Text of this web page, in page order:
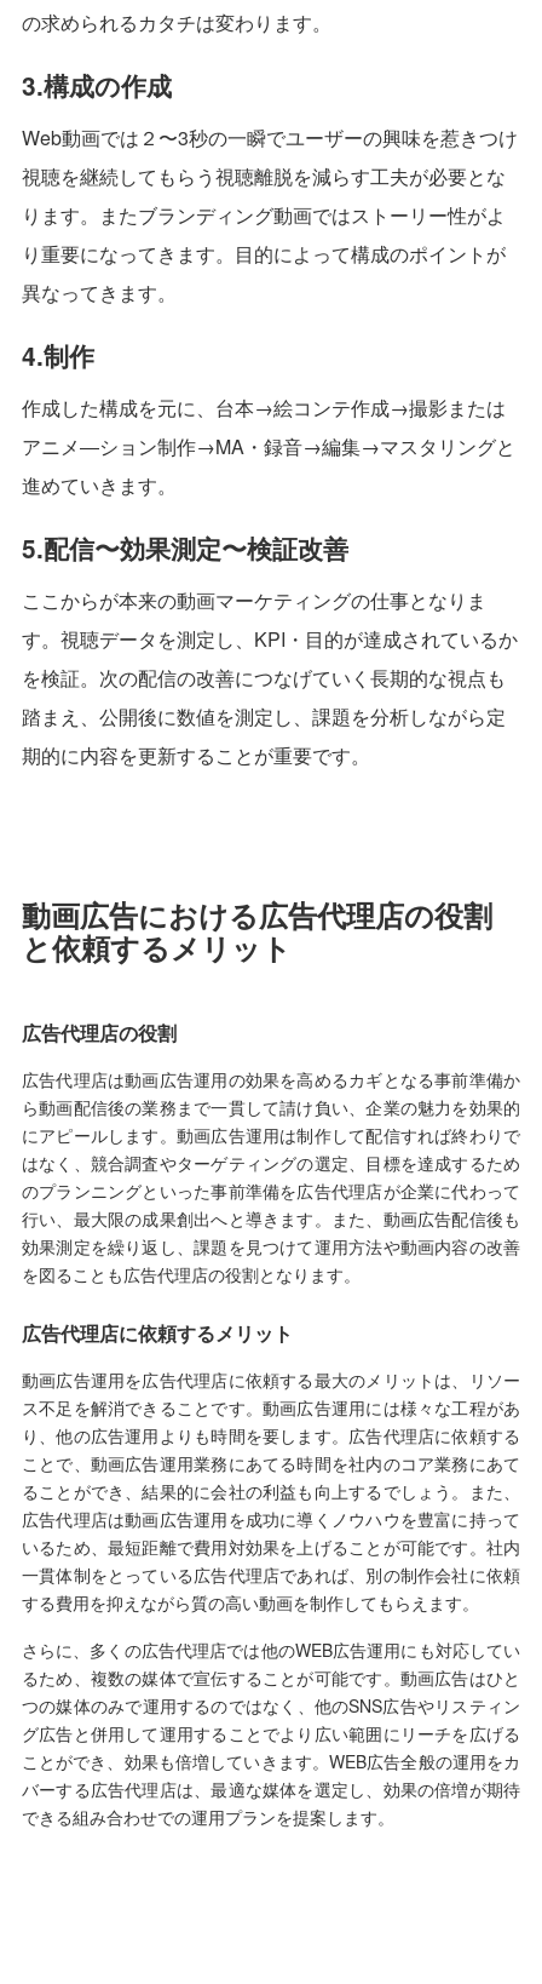
の求められるカタチは変わります。
3.構成の作成
Web動画では２〜3秒の一瞬でユーザーの興味を惹きつけ
視聴を継続してもらう視聴離脱を減らす工夫が必要とな
ります。またブランディング動画ではストーリー性がよ
り重要になってきます。目的によって構成のポイントが
異なってきます。
4.制作
作成した構成を元に、台本→絵コンテ作成→撮影または
アニメ―ション制作→MA・録音→編集→マスタリングと
進めていきます。
5.配信〜効果測定〜検証改善
ここからが本来の動画マーケティングの仕事となりま
す。視聴データを測定し、KPI・目的が達成されているか
を検証。次の配信の改善につなげていく長期的な視点も
踏まえ、公開後に数値を測定し、課題を分析しながら定
期的に内容を更新することが重要です。
動画広告における広告代理店の役割
と依頼するメリット
広告代理店の役割
広告代理店は動画広告運用の効果を高めるカギとなる事前準備か
ら動画配信後の業務まで一貫して請け負い、企業の魅力を効果的
にアピールします。動画広告運用は制作して配信すれば終わりで
はなく、競合調査やターゲティングの選定、目標を達成するため
のプランニングといった事前準備を広告代理店が企業に代わって
行い、最大限の成果創出へと導きます。また、動画広告配信後も
効果測定を繰り返し、課題を見つけて運用方法や動画内容の改善
を図ることも広告代理店の役割となります。
広告代理店に依頼するメリット
動画広告運用を広告代理店に依頼する最大のメリットは、リソー
ス不足を解消できることです。動画広告運用には様々な工程があ
り、他の広告運用よりも時間を要します。広告代理店に依頼する
ことで、動画広告運用業務にあてる時間を社内のコア業務にあて
ることができ、結果的に会社の利益も向上するでしょう。また、
広告代理店は動画広告運用を成功に導くノウハウを豊富に持って
いるため、最短距離で費用対効果を上げることが可能です。社内
一貫体制をとっている広告代理店であれば、別の制作会社に依頼
する費用を抑えながら質の高い動画を制作してもらえます。
さらに、多くの広告代理店では他のWEB広告運用にも対応してい
るため、複数の媒体で宣伝することが可能です。動画広告はひと
つの媒体のみで運用するのではなく、他のSNS広告やリスティン
グ広告と併用して運用することでより広い範囲にリーチを広げる
ことができ、効果も倍増していきます。WEB広告全般の運用をカ
バーする広告代理店は、最適な媒体を選定し、効果の倍増が期待
できる組み合わせでの運用プランを提案します。